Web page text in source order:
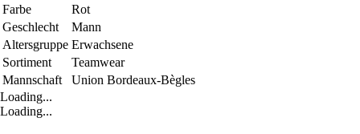
Farbe
Rot
Geschlecht
Mann
Altersgruppe Erwachsene
Sortiment
Teamwear
Mannschaft
Union Bordeaux-Bègles
Loading...
Loading...